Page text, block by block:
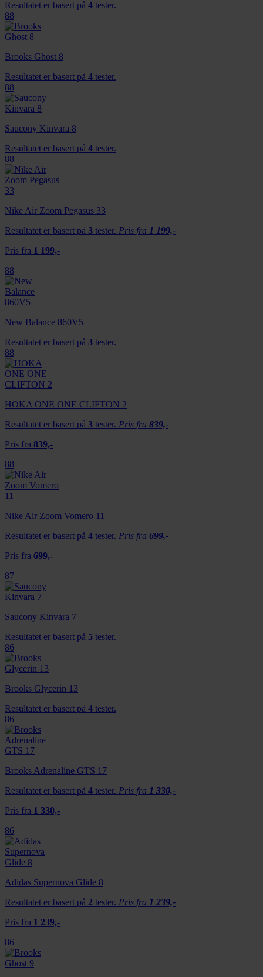
Resultatet er basert på 4 tester.
88
Brooks Ghost 8
Resultatet er basert på 4 tester.
88
Saucony Kinvara 8
Resultatet er basert på 4 tester.
88
Nike Air Zoom Pegasus 33
Resultatet er basert på 3 tester. Pris fra 1 199,-
Pris fra 1 199,-
88
New Balance 860V5
Resultatet er basert på 3 tester.
88
HOKA ONE ONE CLIFTON 2
Resultatet er basert på 3 tester. Pris fra 839,-
Pris fra 839,-
88
Nike Air Zoom Vomero 11
Resultatet er basert på 4 tester. Pris fra 699,-
Pris fra 699,-
87
Saucony Kinvara 7
Resultatet er basert på 5 tester.
86
Brooks Glycerin 13
Resultatet er basert på 4 tester.
86
Brooks Adrenaline GTS 17
Resultatet er basert på 4 tester. Pris fra 1 330,-
Pris fra 1 330,-
86
Adidas Supernova Glide 8
Resultatet er basert på 2 tester. Pris fra 1 239,-
Pris fra 1 239,-
86